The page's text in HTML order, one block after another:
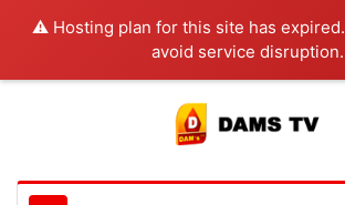
⚠️ Hosting plan for this site has expired.
avoid service disruption.